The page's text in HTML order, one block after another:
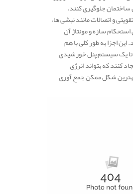
ساختمان جلوگیری کنند.
و اتصالات مانند نبشی‌ ها،
استحکام سازه و مونتاژ آن
اجزا به طور کلی با هم
یک سیستم پنل خورشیدی
کنند که بتواند انرژی
شکل ممکن جمع‌ آوری